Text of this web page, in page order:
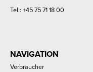
Tel.: +45 75 71 18 00
NAVIGATION
Verbraucher